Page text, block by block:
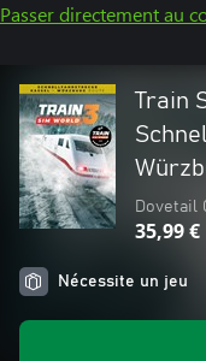
Passer directement au
Train
Dovetail
35,99 €
Nécessite un jeu